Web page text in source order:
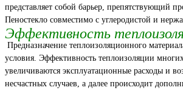
представляет собой барьер, препятствующий
Пеностекло совместимо с углеродистой и
Эффективность
Предназначение теплоизоляционного
условия. Эффективность теплоизоляции
увеличиваются эксплуатационные расходы и
несчастных случаев, а далее происходит